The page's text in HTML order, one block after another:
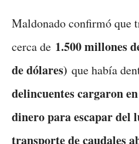
Maldonado confirmó que
cerca de 1.500 millones
de dólares) que había
delincuentes cargaron
dinero para escapar del
transporte de caudales